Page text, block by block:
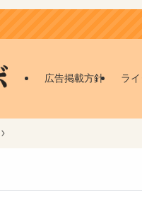
広告掲載方針 ラ